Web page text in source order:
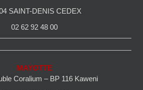
SAINT-DENIS CEDEX
02 62 92 48 00
MAYOTTE
Coralium – BP 116 Kaweni